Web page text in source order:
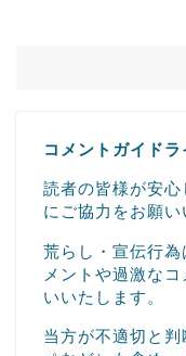
コメントガイドラ
読者の皆様が安
にご協力をお願い
荒らし・宣伝行
メントや過激な
いいたします。
当方が不適切と